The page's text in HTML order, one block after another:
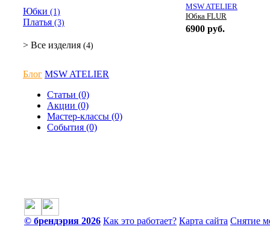
Юбки (1)
Платья (3)
> Все изделия (4)
Блог MSW ATELIER
Статьи (0)
Акции (0)
Мастер-классы (0)
События (0)
MSW ATELIER
Юбка FLUR
6900 руб.
© брендэрия 2026 Как это работает? Карта сайта Снятие